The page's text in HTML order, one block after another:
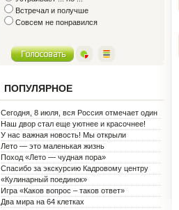
Встречал и получше
Совсем не понравился
ПОПУЛЯРНОЕ
Сегодня, 8 июля, вся Россия отмечает один
из самых светлых праздников — День
семьи, любви и верности!
Наш двор стал еще уютнее и красочнее!
У нас важная новость! Мы открыли
Социальную гостиную.
Лето — это маленькая жизнь
Поход «Лето — чудная пора»
Спасибо за экскурсию Кадровому центру
«Кулинарный поединок»
Игра «Каков вопрос – таков ответ»
Два мира на 64 клетках